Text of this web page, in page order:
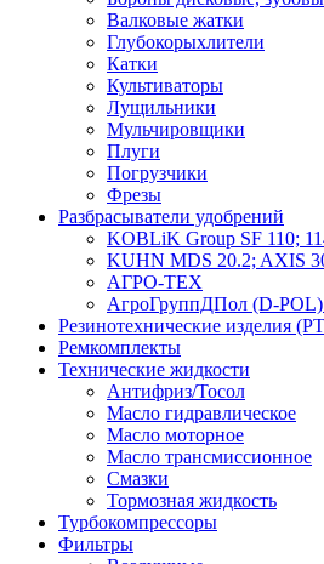
Валковые жатки
Глубокорыхлители
Катки
Культиваторы
Лущильники
Мульчировщики
Плуги
Погрузчики
Фрезы
Разбрасыватели удобрений
KOBLiK Group SF 110;
KUHN MDS 20.2; AXIS
АГРО-ТЕХ
АгроГруппДПол (D-POL)
Резинотехнические изделия
Ремкомплекты
Технические жидкости
Антифриз/Тосол
Масло гидравлическое
Масло моторное
Масло трансмиссионное
Смазки
Тормозная жидкость
Турбокомпрессоры
Фильтры